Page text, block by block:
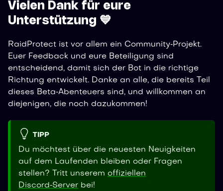
Vielen Dank für eure
Unterstützung 💙
RaidProtect ist vor allem ein Community‑Projekt.
Euer Feedback und eure Beteiligung sind
entscheidend, damit sich der Bot in die richtige
Richtung entwickelt. Danke an alle, die bereits Teil
dieses Beta‑Abenteuers sind, und willkommen an
diejenigen, die noch dazukommen!
TIPP
Du möchtest über die neuesten Neuigkeiten
auf dem Laufenden bleiben oder Fragen
stellen? Tritt unserem offiziellen
Discord‑Server bei!